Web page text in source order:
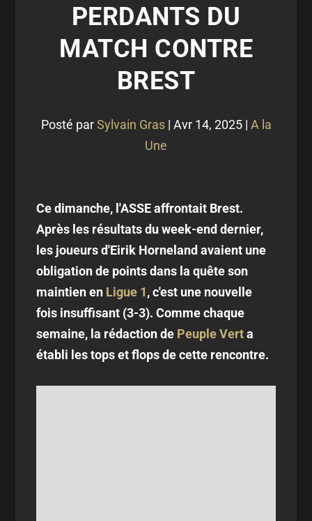
PERDANTS DU
MATCH CONTRE
BREST
Posté parSylvain Gras| Avr 14, 2025| A la
Une
Ce dimanche, l'ASSE affrontait Brest.
Après les résultats du week-end dernier,
les joueurs d'Eirik Horneland avaient une
obligation de points dans la quête son
maintien en Ligue 1, c'est une nouvelle
fois insuffisant (3-3). Commechaque
semaine, la rédaction de Peuple Verta
établi les tops et flops de cette rencontre.